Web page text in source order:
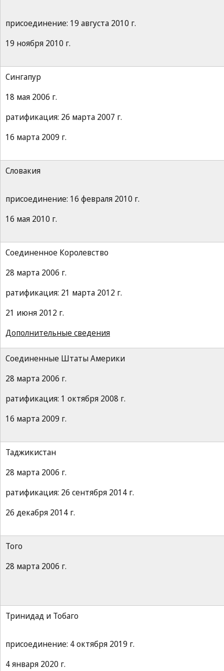
присоединение: 19 августа 2010 г.
19 ноября 2010 г.
Сингапур
18 мая 2006 г.
ратификация: 26 марта 2007 г.
16 марта 2009 г.
Словакия
присоединение: 16 февраля 2010 г.
16 мая 2010 г.
Соединенное Королевство
28 марта 2006 г.
ратификация: 21 марта 2012 г.
21 июня 2012 г.
Дополнительные сведения
Соединенные Штаты Америки
28 марта 2006 г.
ратификация: 1 октября 2008 г.
16 марта 2009 г.
Таджикистан
28 марта 2006 г.
ратификация: 26 сентября 2014 г.
26 декабря 2014 г.
Того
28 марта 2006 г.
Тринидад и Тобаго
присоединение: 4 октября 2019 г.
4 января 2020 г.